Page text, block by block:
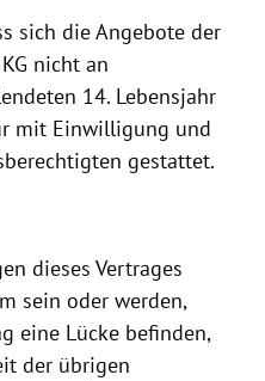
sich die Angebote der
nicht an
14. Lebensjahr
mit Einwilligung und
gestattet.
dieses Vertrages
sein oder werden,
eine Lücke befinden,
der übrigen